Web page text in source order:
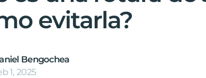
evitarla?
Bengochea
1, 2025